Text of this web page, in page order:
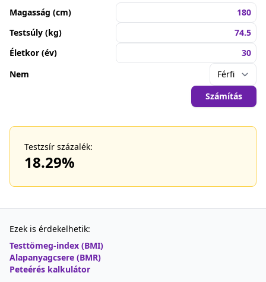
Magasság (cm)
Testsúly (kg)
Életkor (év)
Nem
Számítás
Testzsír százalék:
18.29%
Ezek is érdekelhetik:
Testtömeg-index (BMI)
Alapanyagcsere (BMR)
Peteérés kalkulátor